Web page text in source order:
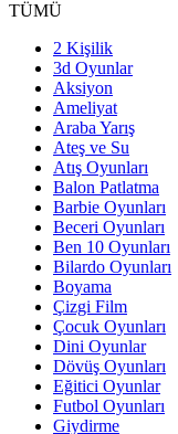
TÜMÜ
2 Kişilik
3d Oyunlar
Aksiyon
Ameliyat
Araba Yarış
Ateş ve Su
Atış Oyunları
Balon Patlatma
Barbie Oyunları
Beceri Oyunları
Ben 10 Oyunları
Bilardo Oyunları
Boyama
Çizgi Film
Çocuk Oyunları
Dini Oyunlar
Dövüş Oyunları
Eğitici Oyunlar
Futbol Oyunları
Giydirme